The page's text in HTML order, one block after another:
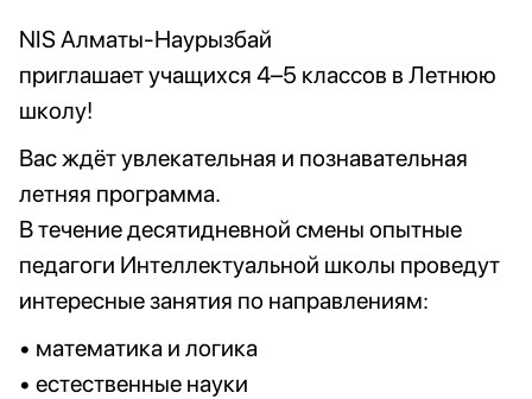
NIS Алматы-Наурызбай
приглашает учащихся 4–5 классов в Летнюю
школу!
Вас ждёт увлекательная и познавательная
летняя программа.
В течениедесятидневной смены опытные
педагоги Интеллектуальной школы проведут
интересные занятия по направлениям:
• математика и логика
• естественные науки